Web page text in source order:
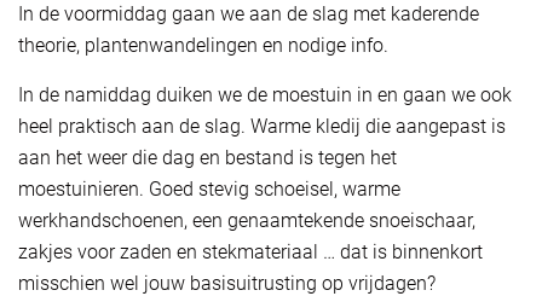
In de voormiddag gaan we aan de slag met kaderende
theorie, plantenwandelingen en nodige info.
In de namiddag duiken we de moestuin in en gaan we ook
heel praktisch aan de slag. Warme kledij die aangepast is
aan het weer die dag en bestand is tegen het
moestuinieren. Goed stevig schoeisel, warme
werkhandschoenen, een genaamtekende snoeischaar,
zakjes voor zaden en stekmateriaal … dat is binnenkort
misschien wel jouw basisuitrusting op vrijdagen?